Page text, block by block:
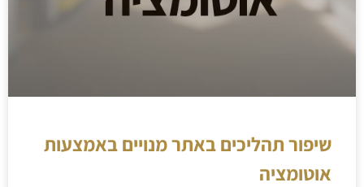
שיפור תהליכים באתר מנויים באמצעות
אוטומציה